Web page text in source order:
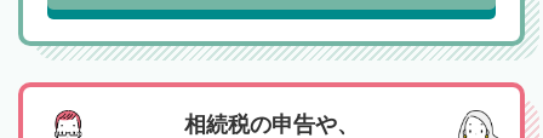
相続税の申告や、